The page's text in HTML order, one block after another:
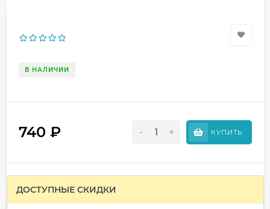
В НАЛИЧИИ
740 ₽ - + КУПИТЬ
ДОСТУПНЫЕ СКИДКИ